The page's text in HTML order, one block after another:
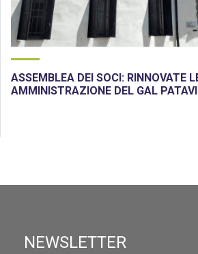
ASSEMBLEA DEI SOCI: RINNOVATE
AMMINISTRAZIONE DEL GAL
NEWSLETTER